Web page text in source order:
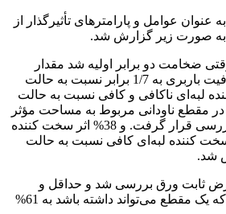
عنوان عوامل و پارامترهای تأثیرگذار از
صورت زیر گزارش شد.
ضخامت دو برابر اولیه شد مقدار
مساحت مؤثر 1/68 و ظرفیت باربری به 1/7 برابر نسبت به حالت
لبه‌ای ناکافی و کافی نسبت به حالت
مقطع ناودانی مربوط به مساحت مؤثر
و ظرفیت باربری مورد بررسی قرار گرفت. و 38% اثر سخت کننده
و 77% اثر سخت کننده لبه‌ای کافی نسبت به حالت
شد.
عرض ثابت ورق بررسی شد و حداقل و
حداکثر ظرفیت محوری. که یک مقطع می‌تواند داشته باشد به 61%